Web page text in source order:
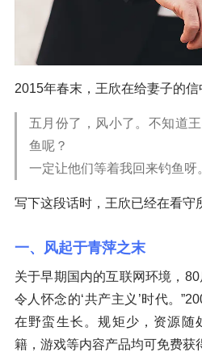
2015年春末，王欣在给妻子的信
五月份了，风小了。不知道
鱼呢？
一定让他们等着我回来钓鱼呀
写下这段话时，王欣已经在看守
一、风起于青萍之末
关于早期国内的互联网环境，
令人怀念的‘共产主义’时代。
在野蛮生长。规矩少，资源随
籍，游戏等内容产品均可免费获